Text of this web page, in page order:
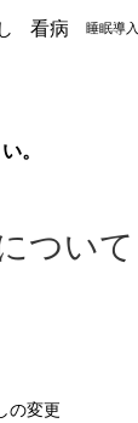
看病 睡眠導入
。
ついて
の変更